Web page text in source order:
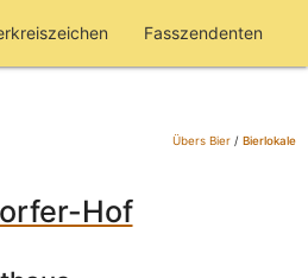
Fasszendenten
Übers Bier/ Bierlokale
Hof